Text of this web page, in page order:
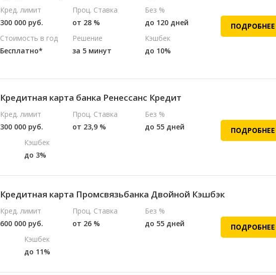
Кред. лимит
300 000 руб.
Проц. Ставка
от 28 %
Без %
до 120 дней
Стоимость в год
Бесплатно*
Решение
за 5 минут
Кэшбек
до 10%
ПОДРОБНЕЕ
Кредитная карта банка Ренессанс Кредит
Кред. лимит
300 000 руб.
Проц. Ставка
от 23,9 %
Без %
до 55 дней
Кэшбек
до 3%
ПОДРОБНЕЕ
Кредитная карта Промсвязьбанка Двойной Кэшбэк
Кред. лимит
600 000 руб.
Проц. Ставка
от 26 %
Без %
до 55 дней
Кэшбек
до 11%
ПОДРОБНЕЕ